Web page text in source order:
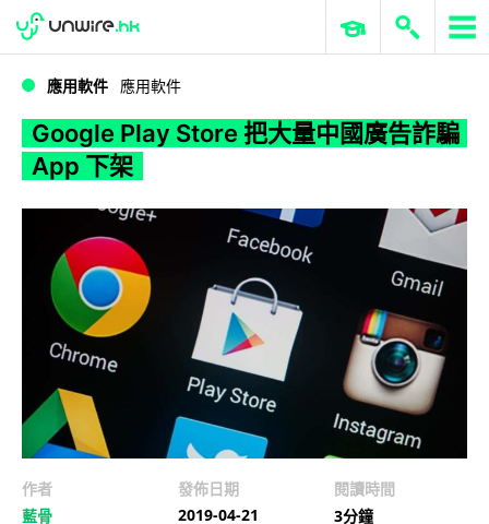
WWDC 2026 ERP 與商業 AI
應用軟件 應用軟件
Google Play Store 把大量中國廣告詐騙
App 下架
作者
藍骨
發佈日期
2019-04-21
閱讀時間
3分鐘